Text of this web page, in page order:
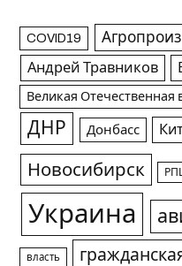
COVID19
Андрей Травников
Великая Отечественная
ДНР Донбасс
Новосибирск
Украина
власть